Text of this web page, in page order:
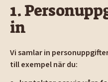
1.
in
Vi samlar in
till exempel när du: